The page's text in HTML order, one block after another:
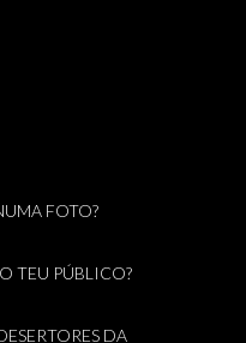
FOTO?
TEU PÚBLICO?
DA